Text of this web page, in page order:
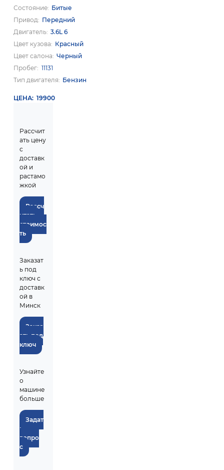
Состояние Битые
Привод
Передний
Двигатель 3.6L 6
Цвет кузова
Красный
Цвет салона Черный
Пробег 11131
Тип двигателя
Бензин
ЦЕНА 19900
Рассчит
ать цену
с
доставк
ой и
растамо
жкой
Рассч
итать
стоимос
ть
Заказат
ь под
ключ с
доставк
ой в
Минск
Заказ
ать под
ключ
Узнайте
о
машине
больше
Задат
ь
вопро
с